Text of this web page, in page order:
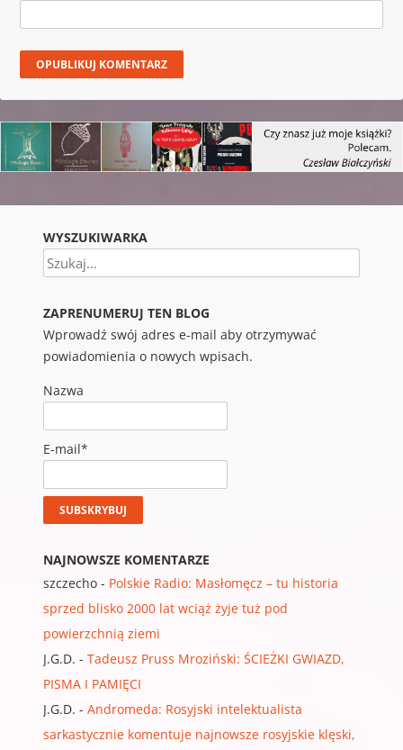
WYSZUKIWARKA
Szukaj
ZAPRENUMERUJ TEN BLOG
Wprowadź swój adres e-mail aby otrzymywać
powiadomienia o nowych wpisach.
Nazwa
E-mail*
NAJNOWSZE KOMENTARZE
szczecho- Polskie Radio: Masłomęcz – tu historia
sprzed blisko 2000 lat wciąż żyje tuż pod
powierzchnią ziemi
J.G.D. - Tadeusz Pruss Mroziński: ŚCIEŻKI GWIAZD,
PISMA I PAMIĘCI
J.G.D. - Andromeda: Rosyjski intelektualista
sarkastycznie komentuje najnowsze rosyjskie klęski,